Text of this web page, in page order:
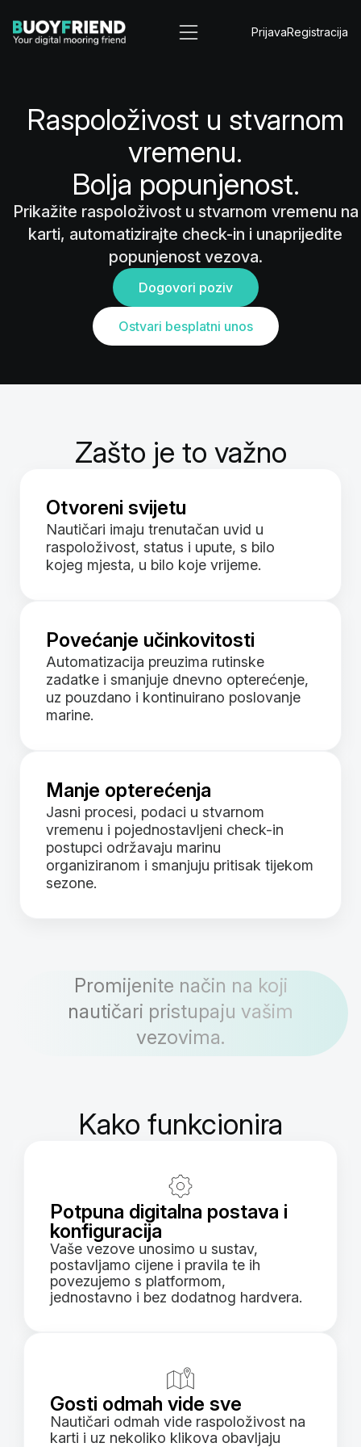
PrijavaRegistracija
Raspoloživost u stvarnom
vremenu.
Bolja popunjenost.
Prikažite raspoloživost u stvarnom vremenu na
karti, automatizirajte check-in i unaprijedite
popunjenost vezova.
Dogovori poziv
Ostvari besplatni unos
Zašto je to važno
Otvoreni svijetu
Nautičari imaju trenutačan uvid u
raspoloživost, status i upute, s bilo
kojeg mjesta, u bilo koje vrijeme.
Povećanje učinkovitosti
Automatizacija preuzima rutinske
zadatke i smanjuje dnevno opterećenje,
uz pouzdano i kontinuirano poslovanje
marine.
Manje opterećenja
Jasni procesi, podaci u stvarnom
vremenu i pojednostavljeni check-in
postupci održavaju marinu
organiziranom i smanjuju pritisak tijekom
sezone.
Promijenite način na koji
nautičari pristupaju vašim
vezovima.
Kako funkcionira
Potpuna digitalna postava i
konfiguracija
Vaše vezove unosimo u sustav,
postavljamo cijene i pravila te ih
povezujemo s platformom,
jednostavno i bez dodatnog hardvera.
Gosti odmah vide sve
Nautičari odmah vide raspoloživost na
karti i uz nekoliko klikova obavljaju